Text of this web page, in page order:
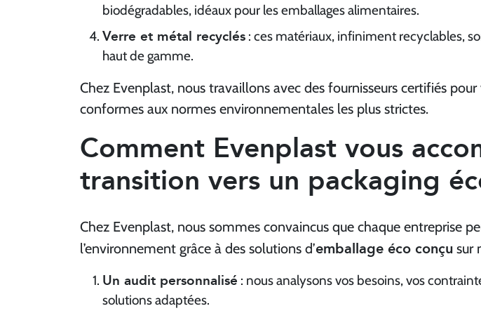
biodégradables, idéaux pour les emballages alimentaires.
Verre et métal recyclés : ces matériaux, infiniment recyclables,
haut de gamme.
Chez Evenplast, nous travaillons avec des fournisseurs certifiés
conformes aux normes environnementales les plus strictes.
Comment Evenplast vous
transition vers un packaging
Chez Evenplast, nous sommes convaincus que chaque entreprise
l’environnement grâce à des solutions d’emballage éco conçu sur
Un audit personnalisé : nous analysons vos besoins, vos
solutions adaptées.